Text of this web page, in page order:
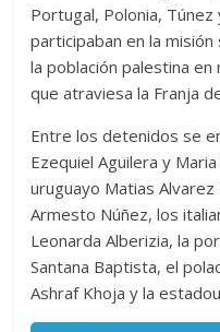
Portugal, Polonia,
participaban en la
la población palestina
que atraviesa la Franja
Entre los detenidos se
Ezequiel Aguilera y
uruguayo Matias Alvarez
Armesto Núñez, los
Leonarda Alberizia, la
Santana Baptista, el
Ashraf Khoja y la